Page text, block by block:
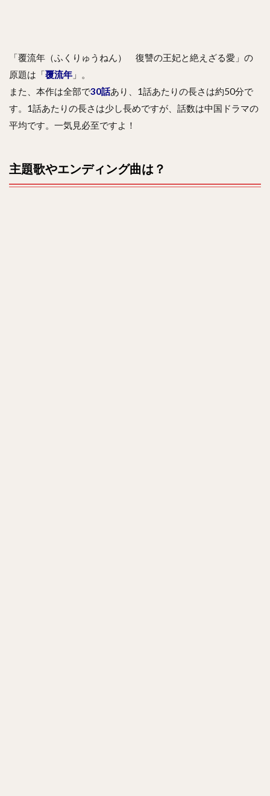
「覆流年（ふくりゅうねん） 復讐の王妃と絶えざる愛」の
原題は「覆流年 」。
また、本作は全部で30話あり、1話あたりの長さは約50分で
す。1話あたりの長さは少し長めですが、話数は中国ドラマの
平均です。一気見必至ですよ！
主題歌やエンディング曲は？